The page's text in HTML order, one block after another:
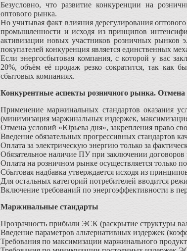
Безусловно, что развитие конкуренции на
оптового рынка.
Но учитывая факт влияния дерегулирования
промышленности и исходя из принципов
активизации новых участников розничных рынков
покупателей конкуренция является единственных
Если энергосбытовая компания, с которой у вас
20%, объём её продаж резко сократится, так как
сбытовых компаниях.
Конкурентные аспекты розничного рынка. Отмена
Применение маржинальных стандартов оказания
(минимизация маржинальных издержек,
Отмена условий «Юрьева дня», закрепления право
Введение обязательных прогрессивных стандартов
Оплата за электрическую энергию только за
Обязательное наличие ПУ при заключении договоров
Оплата на розничном рынке осуществляется только
Сбытовая надбавка утверждается исходя из
Для остальных категорий потребителей вводится
Включение требований по энергоэффективности в
Маржинальные стандарты
Прозрачность прибыли ЭСК (раскрытие структуры
Введение параметров альтернативных издержек
Требования по максимизации маржинального